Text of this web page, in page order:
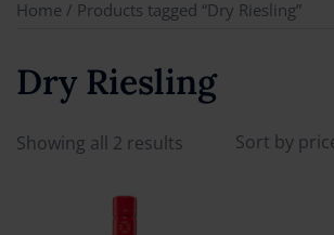
Home / Products tagged “Dry Riesling”
Dry Riesling
Showing all 2 results